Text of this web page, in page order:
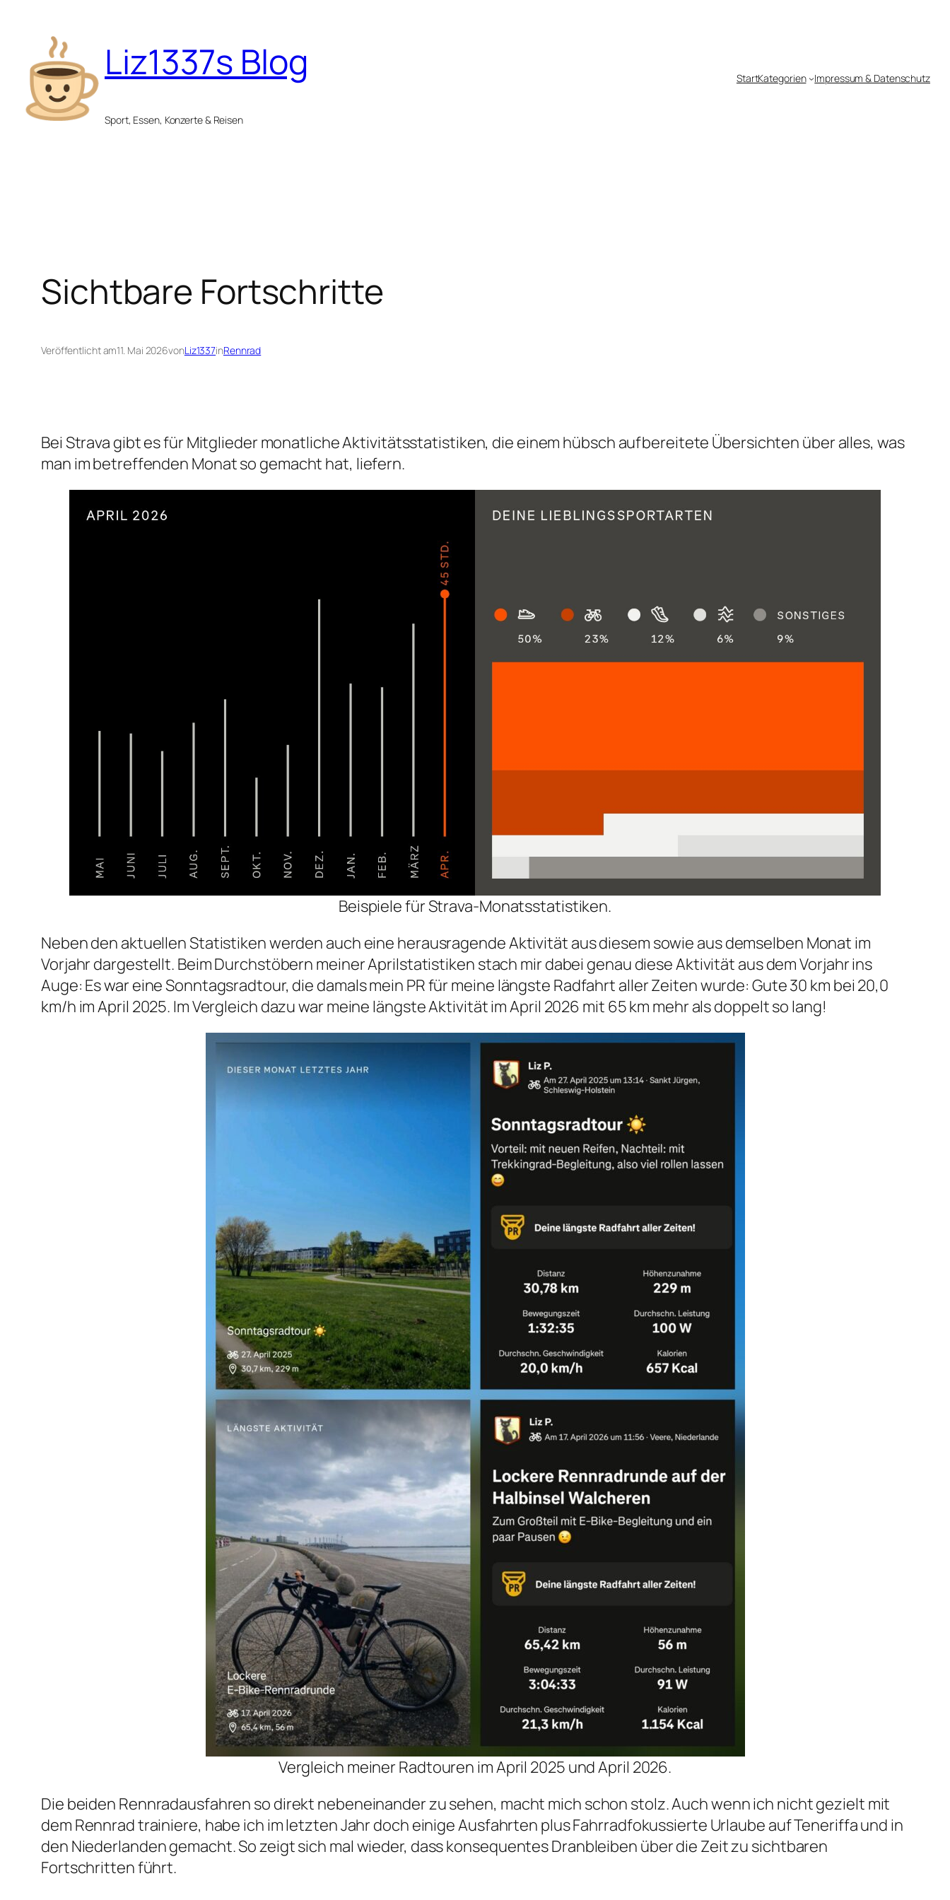
springen
Liz1337s Blog
Sport, Essen, Konzerte & Reisen
StartKategorien Impressum & Datenschutz
Sichtbare Fortschritte
Veröffentlicht am11. Mai 2026vonLiz1337inRennrad
Bei Strava gibt es für Mitglieder monatliche Aktivitätsstatistiken, die einem hübsch aufbereitete Übersichten über alles, was
man im betreffenden Monat so gemacht hat, liefern.
Beispiele für Strava-Monatsstatistiken.
Neben den aktuellen Statistiken werden auch eine herausragende Aktivität aus diesem sowie aus demselben Monat im
Vorjahr dargestellt. Beim Durchstöbern meiner Aprilstatistiken stach mir dabei genau diese Aktivität aus dem Vorjahr ins
Auge: Es war eine Sonntagsradtour, die damals mein PR für meine längste Radfahrt aller Zeiten wurde: Gute 30 km bei 20,0
km/h im April 2025. Im Vergleich dazu war meine längste Aktivität im April 2026 mit 65 km mehr als doppelt so lang!
Vergleich meiner Radtouren im April 2025 und April 2026.
Die beiden Rennradausfahren so direkt nebeneinander zu sehen, macht mich schon stolz. Auch wenn ich nicht gezielt mit
dem Rennrad trainiere, habe ich im letzten Jahr doch einige Ausfahrten plus Fahrradfokussierte Urlaube auf Teneriffa und in
den Niederlanden gemacht. So zeigt sich mal wieder, dass konsequentes Dranbleiben über die Zeit zu sichtbaren
Fortschritten führt.